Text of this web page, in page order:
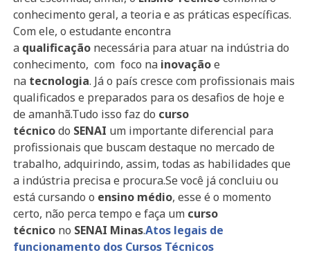
conhecimento geral, a teoria e as práticas específicas.
Com ele, o estudante encontra
a qualificaçãonecessária para atuar na indústria do
conhecimento, com foco na inovaçãoe
natecnologia. Já o país cresce com profissionais mais
qualificados e preparados para os desafios de hoje e
de amanhã.Tudo isso faz do curso
técnicodo SENAI um importante diferencial para
profissionais que buscam destaque no mercado de
trabalho, adquirindo, assim, todas as habilidades que
a indústria precisa e procura.Se você já concluiu ou
está cursando o ensino médio, esse é o momento
certo, não perca tempo e faça um curso
técnicono SENAI Minas.Atos legais de
funcionamento dos Cursos Técnicos